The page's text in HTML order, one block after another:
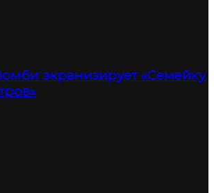
экранизирует «Семейку